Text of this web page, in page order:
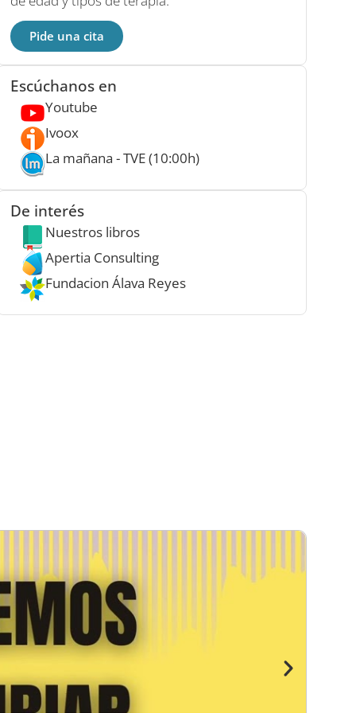
Pide una cita
Escúchanos en
Youtube
Ivoox
La mañana - TVE (10:00h)
De interés
Nuestros libros
Apertia Consulting
Fundacion Álava Reyes